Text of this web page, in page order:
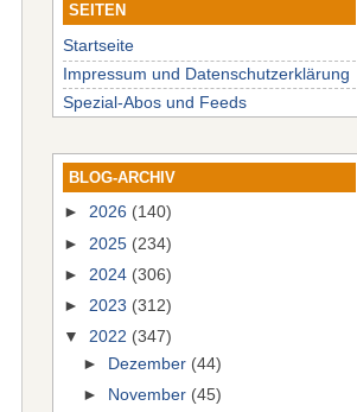
SEITEN
Startseite
Impressum und Datenschutzerklärung
Spezial-Abos und Feeds
BLOG-ARCHIV
► 2026 (140)
► 2025 (234)
► 2024 (306)
► 2023 (312)
▼ 2022 (347)
► Dezember (44)
►
November (45)